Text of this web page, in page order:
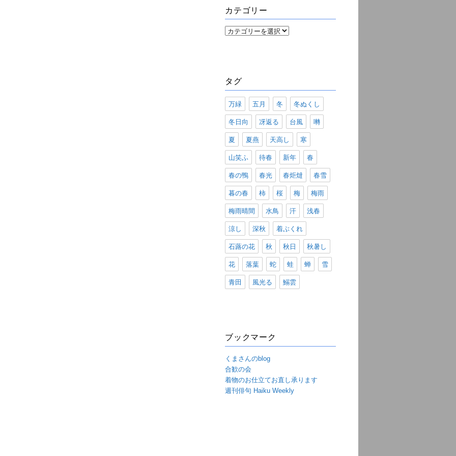
カテゴリー
カ
タグ
万緑 五月 冬 冬ぬくし
冬日向 冴返る 台風 囀
夏 夏燕 天高し 寒
山笑ふ 待春 新年 春
春の鴨 春光 春炬燵 春雪
暮の春 柿 桜 梅 梅雨
梅雨晴間 水鳥 汗 浅春
涼し 深秋 着ぶくれ
石蕗の花 秋 秋日 秋暑し
花 落葉 蛇 蛙 蝉 雪
青田 風光る 鰯雲
ブックマーク
くまさんのblog
合歓の会
着物のお仕立てお直し承ります
週刊俳句 Haiku Weekly